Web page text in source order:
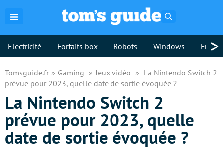
Electricité Forfaits box Robots Windows >
Tomsguide.fr Gaming Jeux vidéo
La Nintendo Switch 2
prévue pour 2023, quelle date de sortie évoquée ?
La Nintendo Switch 2
prévue pour 2023, quelle
date de sortie évoquée ?